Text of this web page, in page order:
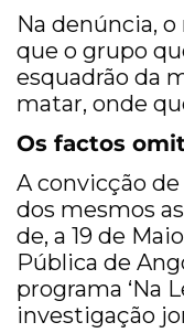
Na denúncia,
que o grupo
esquadrão da
matar, onde
Os factos
A convicção
dos mesmos
de, a 19 de
Pública de
programa ‘Na
investigação